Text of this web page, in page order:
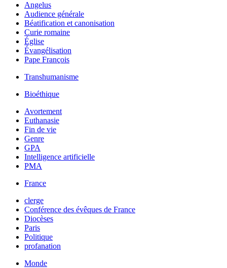
Angelus
Audience générale
Béatification et canonisation
Curie romaine
Église
Évangélisation
Pape François
Transhumanisme
Bioéthique
Avortement
Euthanasie
Fin de vie
Genre
GPA
Intelligence artificielle
PMA
France
clerge
Conférence des évêques de France
Diocèses
Paris
Politique
profanation
Monde